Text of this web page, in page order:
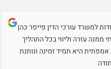
למשרד עורכי הדין פייפר כהן
ממנה עזרה וליווי בכל התהליך
היא תמיד זמינה ונותנת